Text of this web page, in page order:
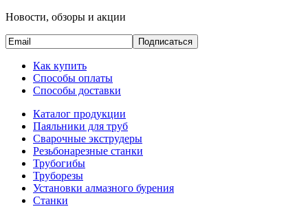
Новости, обзоры и акции
Подписаться
Как купить
Способы оплаты
Способы доставки
Каталог продукции
Паяльники для труб
Сварочные экструдеры
Резьбонарезные станки
Трубогибы
Труборезы
Установки алмазного бурения
Станки